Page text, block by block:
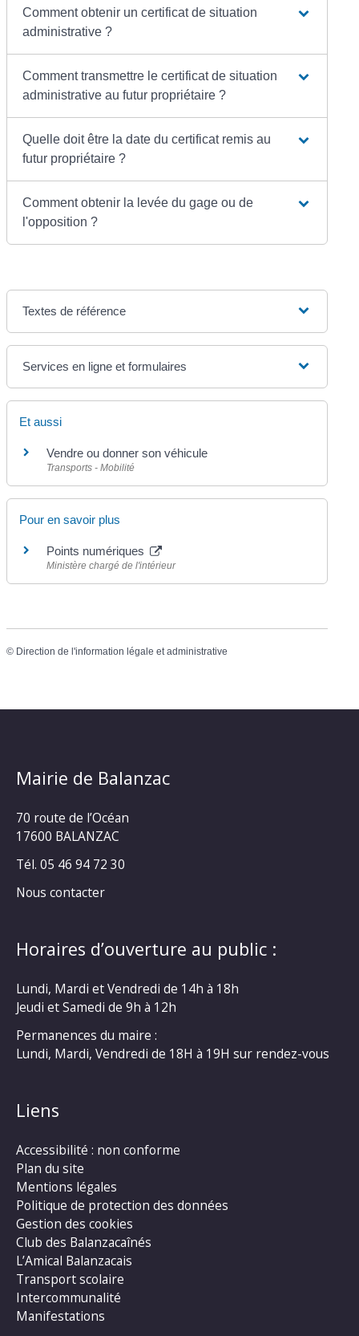
Comment obtenir un certificat de situation
administrative ?
Comment transmettre le certificat de situation
administrative au futur propriétaire ?
Quelle doit être la date du certificat remis au
futur propriétaire ?
Comment obtenir la levée du gage ou de
l'opposition ?
Textes de référence
Services en ligne et formulaires
Et aussi
Vendre ou donner son véhicule
Transports - Mobilité
Pour en savoir plus
Points numériques
Ministère chargé de l'intérieur
© Direction de l'information légale et administrative
Mairie de Balanzac
70 route de l’Océan
17600 BALANZAC
Tél. 05 46 94 72 30
Nous contacter
Horaires d’ouverture au public :
Lundi, Mardi et Vendredi de 14h à 18h
Jeudi et Samedi de 9h à 12h
Permanences du maire :
Lundi, Mardi, Vendredi de 18H à 19H sur rendez-vous
Liens
Accessibilité : non conforme
Plan du site
Mentions légales
Politique de protection des données
Gestion des cookies
Club des Balanzacaînés
L’Amical Balanzacais
Transport scolaire
Intercommunalité
Manifestations